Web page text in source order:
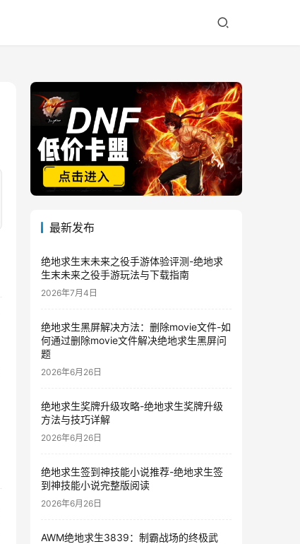
最新发布
绝地求生末未来之役手游体验评测-绝地求
生末未来之役手游玩法与下载指南
2026年7月4日
绝地求生黑屏解决方法：删除movie文件-如
何通过删除movie文件解决绝地求生黑屏问
题
2026年6月26日
绝地求生奖牌升级攻略-绝地求生奖牌升级
方法与技巧详解
2026年6月26日
绝地求生签到神技能小说推荐-绝地求生签
到神技能小说完整版阅读
2026年6月26日
AWM绝地求生3839：制霸战场的终极武